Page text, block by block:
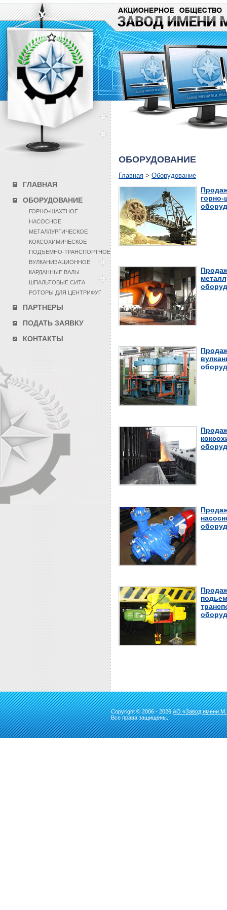
ГЛАВНАЯ
ОБОРУДОВАНИЕ
ГОРНО-ШАХТНОЕ
НАСОСНОЕ
МЕТАЛЛУРГИЧЕСКОЕ
КОКСОХИМИЧЕСКОЕ
ПОДЪЕМНО-ТРАНСПОРТНОЕ
ВУЛКАНИЗАЦИОННОЕ
КАРДАННЫЕ ВАЛЫ
ШПАЛЬТОВЫЕ СИТА
РОТОРЫ ДЛЯ ЦЕНТРИФУГ
ПАРТНЕРЫ
ПОДАТЬ ЗАЯВКУ
КОНТАКТЫ
ОБОРУДОВАНИЕ
Главная > Оборудование
горно-
Copyright © 2006 - 2026АО «Завод имени
Все права защищены.